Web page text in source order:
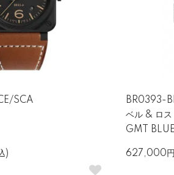
ち、プロフェッショナルから時計愛好家
SCA
)
BR0393-
ベル & ロス
GMT BLUE
627,000円